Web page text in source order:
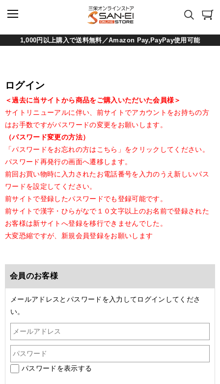
1,000円以上購入で送料無料／Amazon Pay,PayPay使用可能
ログイン
＜過去に当サイトから商品をご購入いただいた会員様＞
サイトリニューアルに伴い、前サイトでアカウントをお持ちの方
はお手数ですがパスワードの変更をお願いします。
（パスワード変更の方法）
「パスワードをお忘れの方はこちら」をクリックしてください。
パスワード再発行の画面へ遷移します。
前回お買い物時に入力されたお電話番号を入力のうえ新しいパス
ワードを設定してください。
前サイトで登録したパスワードでも登録可能です。
前サイトで漢字・ひらがなで１０文字以上のお名前で登録された
お客様は新サイトへ登録を移行できませんでした。
大変恐縮ですが、新規会員登録をお願いします
会員のお客様
メールアドレスとパスワードを入力してログインしてくださ
い。
パスワードを表示する